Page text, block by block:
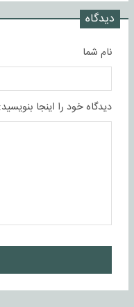
دیدگاه
نام شما
دیدگاه خود را اینجا بنویسید: